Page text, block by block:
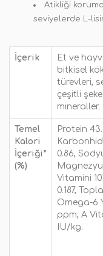
Atikliği
seviyelerde L-
İçerik
Et ve
bitkisel
türevleri,
çeşitli
mineraller.
Temel
Kalori
İçeriği*
(%)
Protein
0.86,
Vitamini
0.187,
Omega-6
ppm, A
IU/kg.